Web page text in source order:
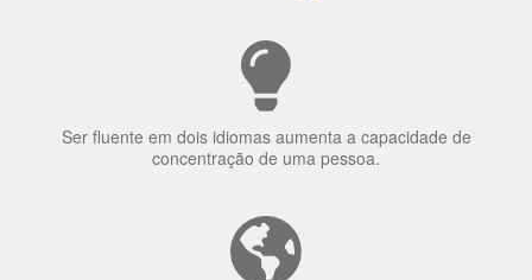
Ser fluente em dois idiomas aumenta a capacidade de
concentração de uma pessoa.